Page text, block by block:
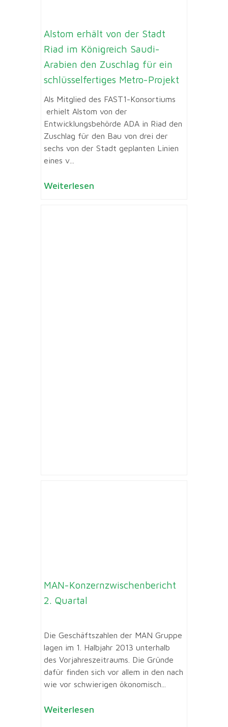
Alstom erhält von der Stadt
Riad im Königreich Saudi-
Arabien den Zuschlag für ein
schlüsselfertiges Metro-Projekt
Als Mitglied des FAST1-Konsortiums
erhielt Alstom von der
Entwicklungsbehörde ADA in Riad den
Zuschlag für den Bau von drei der
sechs von der Stadt geplanten Linien
eines v...
Weiterlesen
MAN-Konzernzwischenbericht
2. Quartal
Die Geschäftszahlen der MAN Gruppe
lagen im 1. Halbjahr 2013 unterhalb
des Vorjahreszeitraums. Die Gründe
dafür finden sich vor allem in den nach
wie vor schwierigen ökonomisch...
Weiterlesen